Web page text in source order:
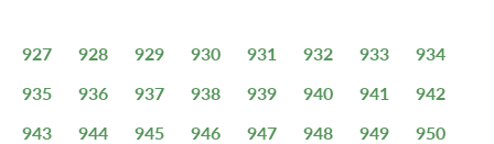
927 928 929 930 931 932 933
934
935
936 937 938 939 940 941
942
943
944 945 946 947 948 949
950